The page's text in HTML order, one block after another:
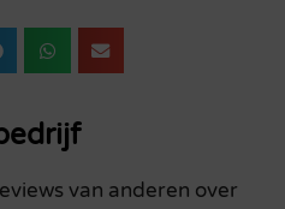
van anderen over